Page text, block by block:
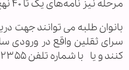
مرحله نیز نامه‌های یک تا ۴۰ نهج البلاغه در نظر گرفته شده است.
بانوان طلبه می توانند جهت
سرای ثقلین واقع در ورودی
کنند و یا با شماره تلفن ۳۲۱۱۲۳۵۵ تماس بگیرند.